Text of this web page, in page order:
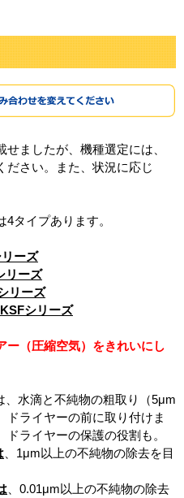
ましたが、機種選定には、
ださい。また、状況に応じ
タイプあります。
ーズ
リーズ
リーズ
シリーズ
ー（圧縮空気）をきれいにし
、水滴と不純物の粗取り（5μm
ドライヤーの前に取り付けま
ライヤーの保護の役割も。
、1μm以上の不純物の除去を目
、0.01μm以上の不純物の除去